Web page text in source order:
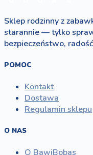
Sklep rodzinny z
starannie — tylko
bezpieczeństwo,
POMOC
Kontakt
Dostawa
Regulamin sklepu
O NAS
O BawiBobas